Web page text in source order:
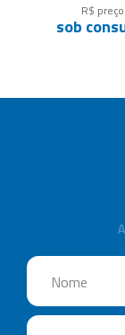
R$ preço
sob